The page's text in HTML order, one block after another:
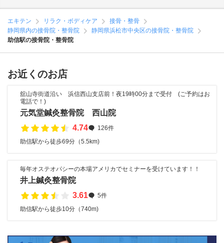
エキテン リラク・ボディケア
接骨・整骨
静岡県内の接骨院・整骨院
静岡県浜松市中央区の接骨院・整骨院
助信駅の接骨院・整骨院
お近くのお店
舘山寺街道沿い 浜信西山支店前！夜19時00分まで受付 (ご予約はお
電話で！)
元気堂鍼灸整骨院 西山院
4.74
126件
助信駅から徒歩69分（5.5km)
毎年オステオパシーの本場アメリカでセミナーを受けています！！
井上鍼灸整骨院
3.61
5件
助信駅から徒歩10分（740m)